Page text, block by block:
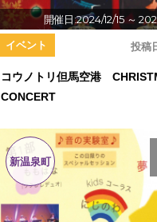
開催日:2024/12/15～
投稿
イベント
コウノトリ但馬空港
CONCERT
新温泉町